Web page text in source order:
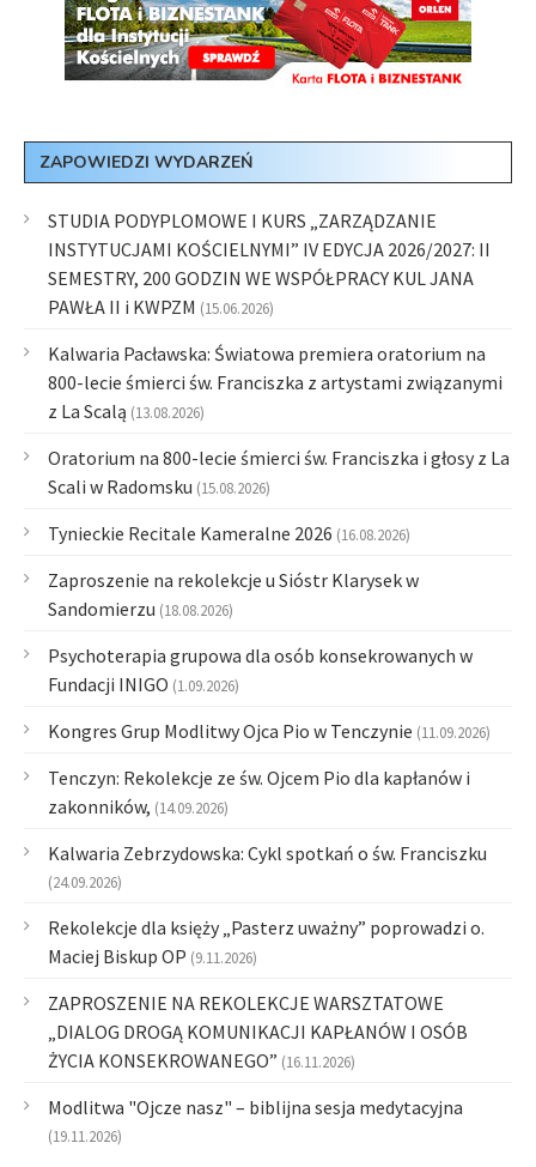
ZAPOWIEDZI WYDARZEŃ
STUDIA PODYPLOMOWE I KURS „ZARZĄDZANIE
INSTYTUCJAMI KOŚCIELNYMI” IV EDYCJA 2026/2027: II
SEMESTRY, 200 GODZIN WE WSPÓŁPRACY KUL JANA
PAWŁA II i KWPZM (15.06.2026)
Kalwaria Pacławska: Światowa premiera oratorium na
800-lecie śmierci św. Franciszka z artystami związanymi
z La Scalą (13.08.2026)
Oratorium na 800-lecie śmierci św. Franciszka i głosy z La
Scali w Radomsku (15.08.2026)
Tynieckie Recitale Kameralne 2026 (16.08.2026)
Zaproszenie na rekolekcje u Sióstr Klarysek w
Sandomierzu (18.08.2026)
Psychoterapia grupowa dla osób konsekrowanych w
Fundacji INIGO (1.09.2026)
Kongres Grup Modlitwy Ojca Pio w Tenczynie (11.09.2026)
Tenczyn: Rekolekcje ze św. Ojcem Pio dla kapłanów i
zakonników, (14.09.2026)
Kalwaria Zebrzydowska: Cykl spotkań o św. Franciszku
(24.09.2026)
Rekolekcje dla księży „Pasterz uważny” poprowadzi o.
Maciej Biskup OP (9.11.2026)
ZAPROSZENIE NA REKOLEKCJE WARSZTATOWE
„DIALOG DROGĄ KOMUNIKACJI KAPŁANÓW I OSÓB
ŻYCIA KONSEKROWANEGO” (16.11.2026)
Modlitwa "Ojcze nasz" – biblijna sesja medytacyjna
(19.11.2026)